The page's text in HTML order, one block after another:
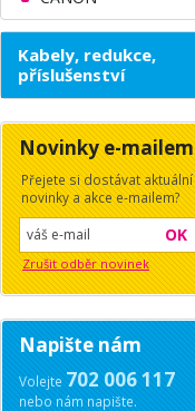
Kabely, redukce,
příslušenství
Novinky e-mailem
Přejete si dostávat aktuální
novinky a akce e-mailem?
OK
Zrušit odběr novinek
Napište nám
Volejte702 006 117
nebo nám napište.